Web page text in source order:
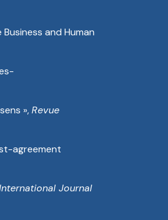
and Human
»,Revue
agreement
Journal